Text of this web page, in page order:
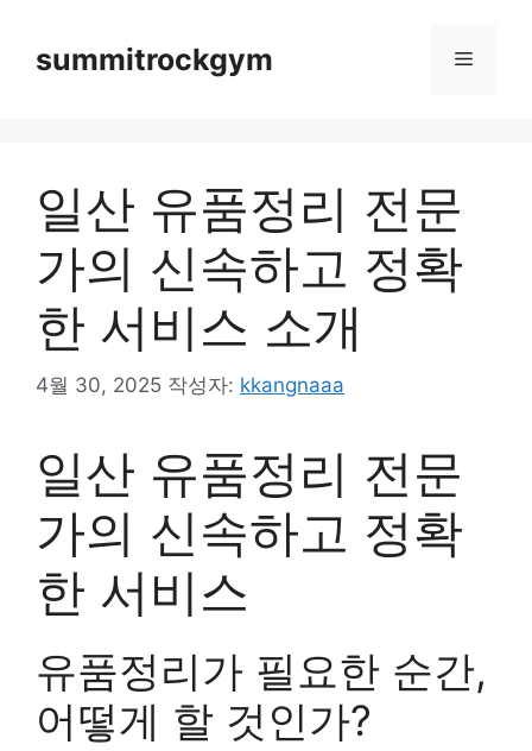
summitrockgym 메
일산 유품정리 전문
가의 신속하고 정확
한 서비스 소개
4월 30, 2025 작성자: kkangnaaa
일산 유품정리 전문
가의 신속하고 정확
한 서비스
유품정리가 필요한 순간,
어떻게 할 것인가?